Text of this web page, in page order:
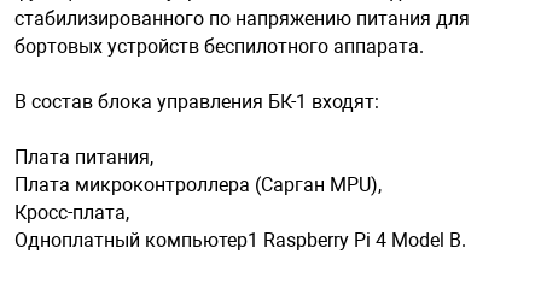
оборудование
стабилизированного по напряжению питания для
бортовых устройств беспилотного аппарата.
В состав блока управления БК-1 входят:
Плата питания,
Плата микроконтроллера (Сарган MPU),
Кросс-плата,
Одноплатный компьютер1 Raspberry Pi 4 Model B.